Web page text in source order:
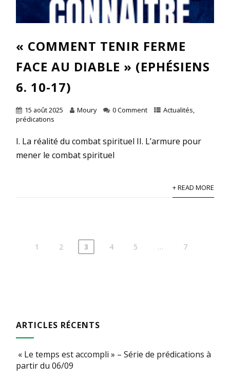
« COMMENT TENIR FERME
FACE AU DIABLE » (EPHÉSIENS
6. 10-17)
15 août 2025 Moury 0 Comment Actualités,
prédications
I. La réalité du combat spirituel II. L’armure pour
mener le combat spirituel
+ READ MORE
Pagination
1 2 3 4 5 … 7
ARTICLES RÉCENTS
« Le temps est accompli » – Série de prédications à
partir du 06/09